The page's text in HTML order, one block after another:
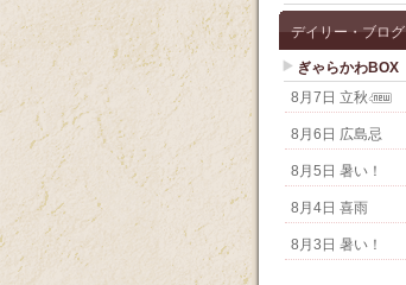
デイリー・ブログ
ぎゃらかわBOX
8月7日 立秋
8月6日 広島忌
8月5日 暑い！
8月4日 喜雨
8月3日 暑い！